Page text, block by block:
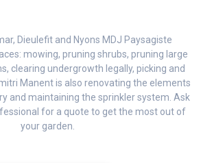
Dieulefit and Nyons MDJ Paysagiste
mowing, pruning shrubs, pruning large
clearing undergrowth legally, picking and
Manent is also renovating the elements
and maintaining the sprinkler system. Ask
for a quote to get the most out of
your garden.